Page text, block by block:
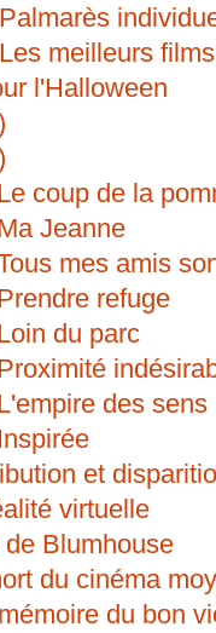
meilleurs
l'Halloween
coup de la
Jeanne
mes amis
refuge
du parc
des sens
et
virtuelle
Blumhouse
du cinéma
du bon